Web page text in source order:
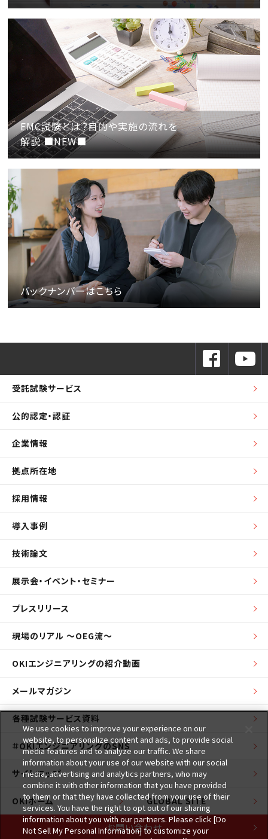
EMC試験とは？目的や実施の流れを
解説 ■NEW■
バックナンバーはこちら
受託試験サービス
公的認定・認証
企業情報
拠点所在地
採用情報
導入事例
技術論文
展示会・イベント・セミナー
プレスリリース
現場のリアル ～OEG流～
OKIエンジニアリングの紹介動画
メールマガジン
各種試験サービス資料
＃OKIエンジニアリングのSNS
サイトマップ
OKIホーム GLOBAL SITE
お問い合わせ
We use cookies to improve your experience on our
website, to personalize content and ads, to provide social
media features and to analyze our traffic. We share
information about your use of our website with our social
media, advertising and analytics partners, who may
combine it with other information that you have provided
to them or that they have collected from your use of their
services. You have the right to opt out of our sharing
information about you with our partners. Please click [Do
Not Sell My Personal Information] to customize your